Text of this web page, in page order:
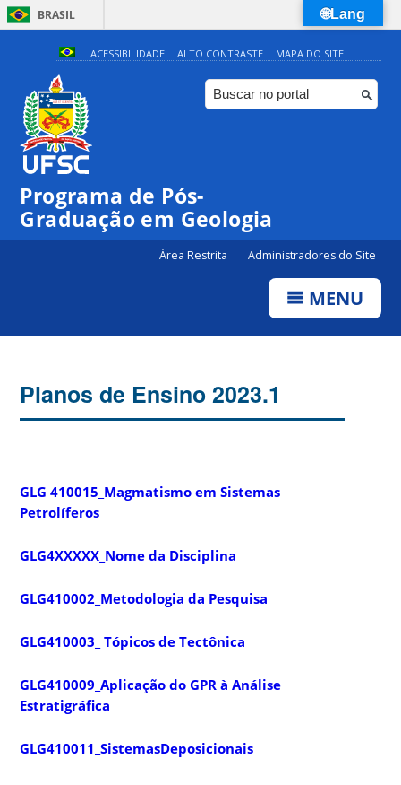
BRASIL
Simplifique!
Comunica BR
Participe
ACESSIBILIDADE ALTO CONTRASTE MAPA DO SITE
Programa de Pós-
Graduação em Geologia
Área Restrita Administradores do Site
MENU
Planos de Ensino 2023.1
GLG 410015_Magmatismo em Sistemas
Petrolíferos
GLG4XXXXX_Nome da Disciplina
GLG410002_Metodologia da Pesquisa
GLG410003_ Tópicos de Tectônica
GLG410009_Aplicação do GPR à Análise
Estratigráfica
GLG410011_SistemasDeposicionais
🌐Lang